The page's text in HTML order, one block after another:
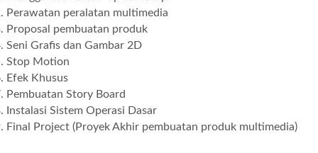
Perawatan peralatan multimedia
Proposal pembuatan produk
Seni Grafis dan Gambar 2D
Stop Motion
Efek Khusus
Pembuatan Story Board
Instalasi Sistem Operasi Dasar
Final Project (Proyek Akhir pembuatan produk multimedia)